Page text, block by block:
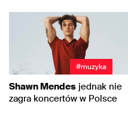
#muzyka
Shawn Mendes jednak nie
zagra koncertów w Polsce